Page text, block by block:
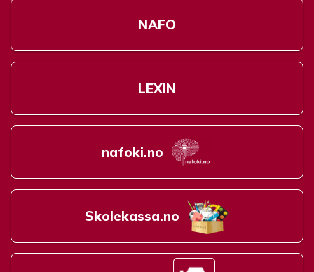
NAFO
LEXIN
nafoki.no
Skolekassa.no